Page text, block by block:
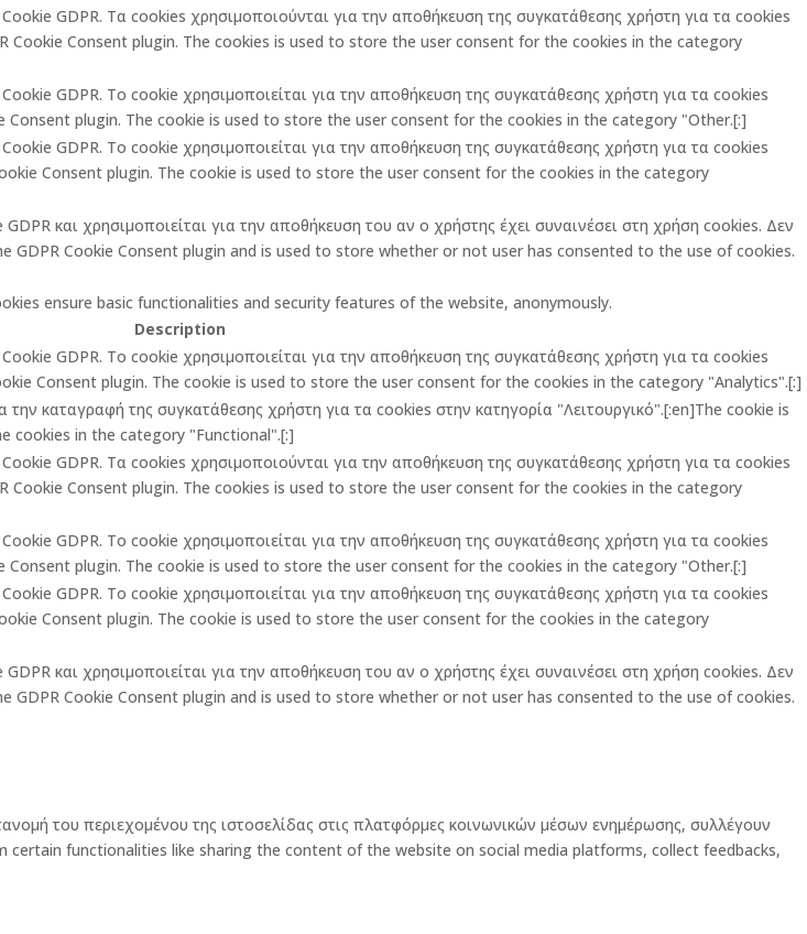
GDPR. Τα cookies χρησιμοποιούνται για την αποθήκευση της συγκατάθεσης χρήστη για τα cookies
Cookie Consent plugin. The cookies is used to store the user consent for the cookies in the category
GDPR. Το cookie χρησιμοποιείται για την αποθήκευση της συγκατάθεσης χρήστη για τα cookies
Consent plugin. The cookie is used to store the user consent for the cookies in the category "Other.[:]
GDPR. Το cookie χρησιμοποιείται για την αποθήκευση της συγκατάθεσης χρήστη για τα cookies
Consent plugin. The cookie is used to store the user consent for the cookies in the category
και χρησιμοποιείται για την αποθήκευση του αν ο χρήστης έχει συναινέσει στη χρήση cookies. Δεν
GDPR Cookie Consent plugin and is used to store whether or not user has consented to the use of cookies.
ensure basic functionalities and security features of the website, anonymously.
Description
GDPR. Το cookie χρησιμοποιείται για την αποθήκευση της συγκατάθεσης χρήστη για τα cookies
Consent plugin. The cookie is used to store the user consent for the cookies in the category "Analytics".[:]
καταγραφή της συγκατάθεσης χρήστη για τα cookies στην κατηγορία "Λειτουργικό".[:en]The cookie is
cookies in the category "Functional".[:]
GDPR. Τα cookies χρησιμοποιούνται για την αποθήκευση της συγκατάθεσης χρήστη για τα cookies
Cookie Consent plugin. The cookies is used to store the user consent for the cookies in the category
GDPR. Το cookie χρησιμοποιείται για την αποθήκευση της συγκατάθεσης χρήστη για τα cookies
Consent plugin. The cookie is used to store the user consent for the cookies in the category "Other.[:]
GDPR. Το cookie χρησιμοποιείται για την αποθήκευση της συγκατάθεσης χρήστη για τα cookies
Consent plugin. The cookie is used to store the user consent for the cookies in the category
και χρησιμοποιείται για την αποθήκευση του αν ο χρήστης έχει συναινέσει στη χρήση cookies. Δεν
GDPR Cookie Consent plugin and is used to store whether or not user has consented to the use of cookies.
του περιεχομένου της ιστοσελίδας στις πλατφόρμες κοινωνικών μέσων ενημέρωσης, συλλέγουν
certain functionalities like sharing the content of the website on social media platforms, collect feedbacks,